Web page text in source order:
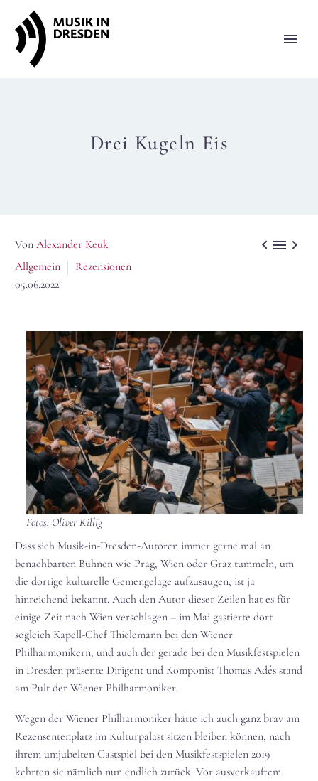
Drei Kugeln Eis
  
Von Alexander Keuk
Allgemein
Rezensionen
05.06.2022
Fotos: Oliver Killig
Dass sich Musik-in-Dresden-Autoren immer gerne mal an
benachbarten Bühnen wie Prag, Wien oder Graz tummeln, um
die dortige kulturelle Gemengelage aufzusaugen, ist ja
hinreichend bekannt. Auch den Autor dieser Zeilen hat es für
einige Zeit nach Wien verschlagen – im Mai gastierte dort
sogleich Kapell-Chef Thielemann bei den Wiener
Philharmonikern, und auch der gerade bei den Musikfestspielen
in Dresden präsente Dirigent und Komponist Thomas Adés stand
am Pult der Wiener Philharmoniker.
Wegen der Wiener Philharmoniker hätte ich auch ganz brav am
Rezensentenplatz im Kulturpalast sitzen bleiben können, nach
ihrem umjubelten Gastspiel bei den Musikfestspielen 2019
kehrten sie nämlich nun endlich zurück. Vor ausverkauftem